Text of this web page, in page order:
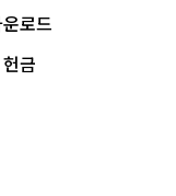
로드
금